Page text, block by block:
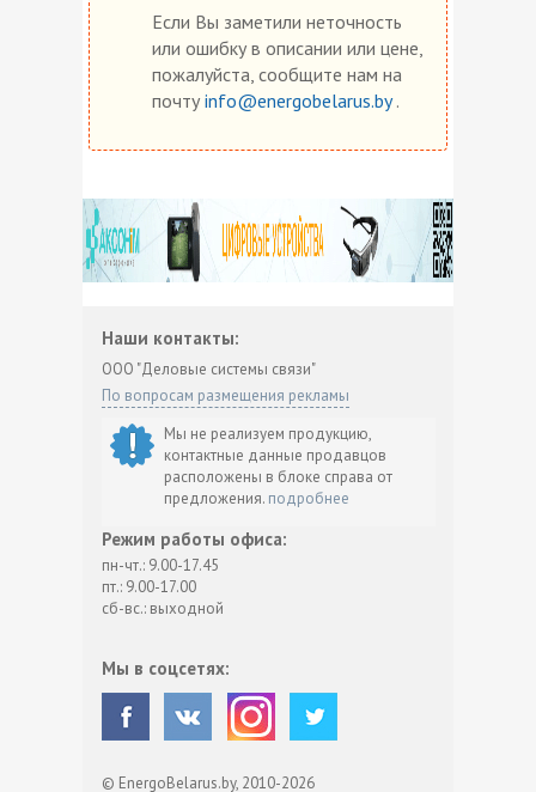
Если Вы заметили неточность
или ошибку в описании или цене,
пожалуйста, сообщите нам на
почту info@energobelarus.by.
Наши контакты:
ООО "Деловые системы связи"
По вопросам размещения рекламы
Мы не реализуем продукцию,
контактные данные продавцов
расположены в блоке справа от
предложения. подробнее
Режим работы офиса:
пн-чт.: 9.00-17.45
пт.: 9.00-17.00
сб-вс.: выходной
Мы в соцсетях:
© EnergoBelarus.by, 2010-2026